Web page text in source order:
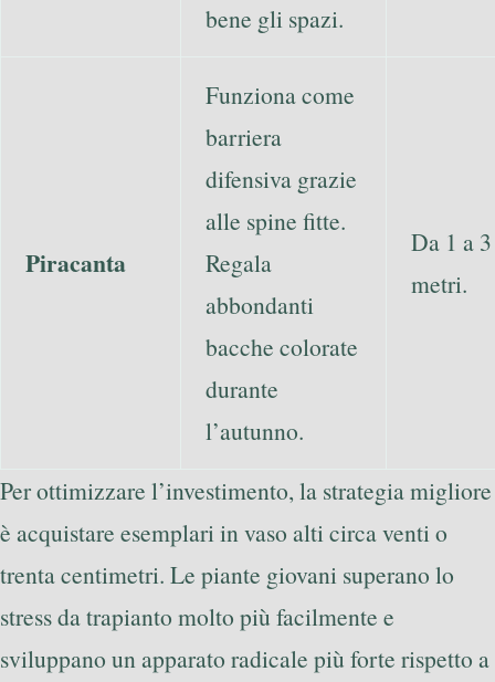
bene gli spazi.
Piracanta
Funziona come
barriera
difensiva grazie
alle spine fitte.
Regala
abbondanti
bacche colorate
durante
l’autunno.
Da 1 a 3
metri.
Per ottimizzare l’investimento, la strategia migliore
è acquistare esemplari in vaso alti circa venti o
trenta centimetri. Le piante giovani superano lo
stress da trapianto molto più facilmente e
sviluppano un apparato radicale più forte rispetto a